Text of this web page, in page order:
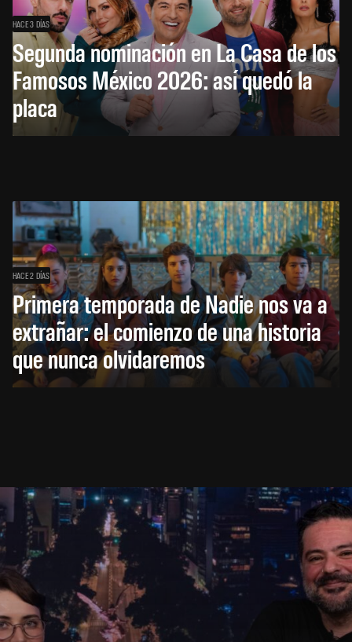
HACE 3 DÍAS
Segunda nominación en La Casa de los
Famosos México 2026: así quedó la
placa
HACE 2 DÍAS
Primera temporada de Nadie nos va a
extrañar: el comienzo de una historia
que nunca olvidaremos